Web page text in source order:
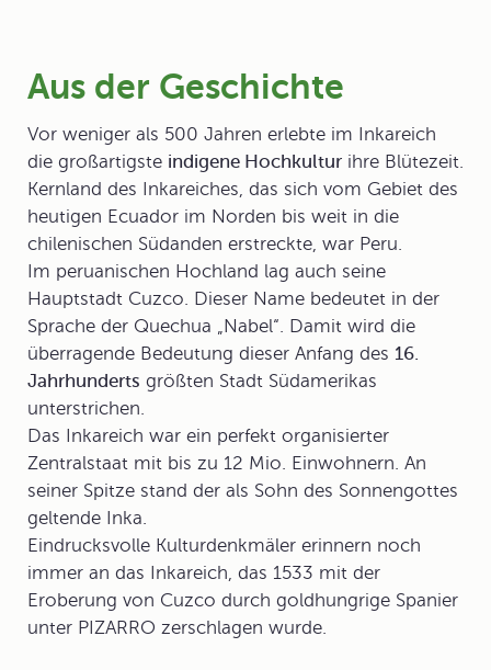
Aus der Geschichte
Vor weniger als 500 Jahren erlebte im Inkareich
die großartigste indigene Hochkultur ihre Blütezeit.
Kernland des Inkareiches, das sich vom Gebiet des
heutigen Ecuador im Norden bis weit in die
chilenischen Südanden erstreckte, war Peru.
Im peruanischen Hochland lag auch seine
Hauptstadt Cuzco. Dieser Name bedeutet in der
Sprache der Quechua „Nabel“. Damit wird die
überragende Bedeutung dieser Anfang des 16.
Jahrhunderts größten Stadt Südamerikas
unterstrichen.
Das Inkareich war ein perfekt organisierter
Zentralstaat mit bis zu 12 Mio. Einwohnern. An
seiner Spitze stand der als Sohn des Sonnengottes
geltende Inka.
Eindrucksvolle Kulturdenkmäler erinnern noch
immer an das Inkareich, das 1533 mit der
Eroberung von Cuzco durch goldhungrige Spanier
unter PIZARRO zerschlagen wurde.